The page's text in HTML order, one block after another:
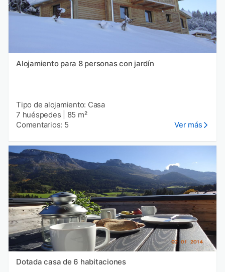
Alojamiento para 8 personas con jardín
Tipo de alojamiento: Casa
7 huéspedes
85 m²
Comentarios: 5
Ver más
Dotada casa de 6 habitaciones